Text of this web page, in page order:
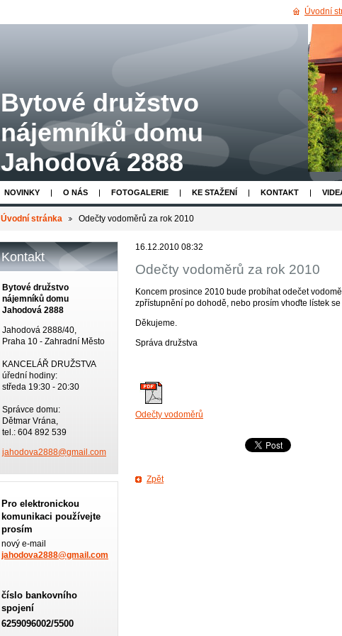
Bytové družstvo
nájemníků domu
Jahodová 2888
NOVINKY O NÁS FOTOGALERIE KE STAŽENÍ KONTAKT
Úvodní stránka Odečty vodoměrů za rok 2010
16.12.2010 08:32
Odečty vodoměrů za rok 2010
Koncem prosince 2010 bude probíhat odečet
zpřístupnění po dohodě, nebo prosím vhoďte lístek
Děkujeme.
Správa družstva
Odečty vodoměrů
Zpět
Kontakt
Bytové družstvo
nájemníků domu
Jahodová 2888
Jahodová 2888/40,
Praha 10 - Zahradní Město
KANCELÁŘ DRUŽSTVA
úřední hodiny:
středa 19:30 - 20:30
Správce domu:
Dětmar Vrána,
tel.: 604 892 539
jahodova2888@gmail.com
Pro elektronickou
komunikaci používejte
prosím
nový e-mail
jahodova2888@gmail.com
číslo bankovního
spojení
6259096002/5500
Úvodní